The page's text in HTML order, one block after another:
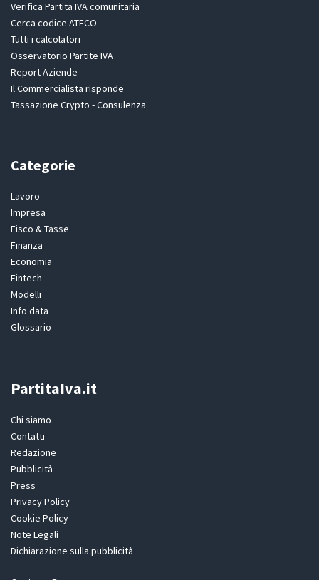
Verifica Partita IVA comunitaria
Cerca codice ATECO
Tutti i calcolatori
Osservatorio Partite IVA
Report Aziende
Il Commercialista risponde
Tassazione Crypto - Consulenza
Categorie
Lavoro
Impresa
Fisco & Tasse
Finanza
Economia
Fintech
Modelli
Info data
Glossario
PartitaIva.it
Chi siamo
Contatti
Redazione
Pubblicità
Press
Privacy Policy
Cookie Policy
Note Legali
Dichiarazione sulla pubblicità